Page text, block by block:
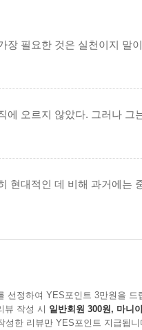
는 나라와 백성들에게 끝
는 달랐다. 이러한 전쟁을
실익을 끼치느냐를 면밀히
을 어떻게 물리쳐야 할지를
전’의 화려한 부활
자인 · 여러 판본을 비교 대
시공을 초월하여 오늘의 삶
게 디자인하여 꾸준히 선보
장 필요한 것은 실천이지 말
에 오르지 않았다. 그러나 그
현대적인 데 비해 과거에는
선정하여 YES포인트 3만원을 드
뷰 작성 시 일반회원 300원, 마니
성한 리뷰만 YES포인트 지급됩니